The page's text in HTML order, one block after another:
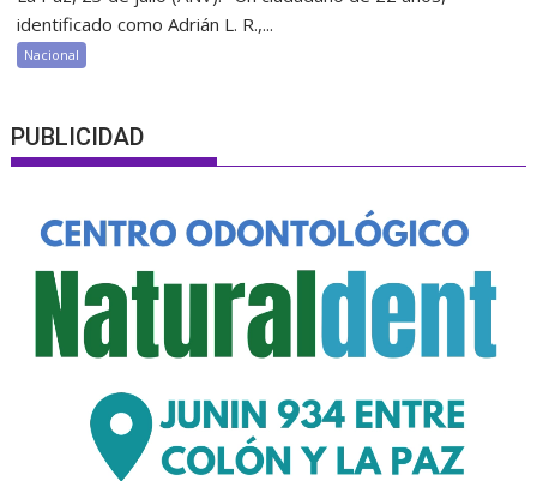
identificado como Adrián L. R.,...
Nacional
PUBLICIDAD